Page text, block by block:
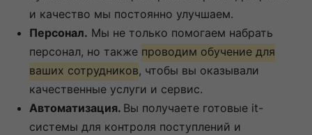
и качество мы постоянно улучшаем.
Персонал. Мы не только помогаем набрать
персонал, но также проводим обучение для
ваших сотрудников, чтобы вы оказывали
качественные услуги и сервис.
Автоматизация. Вы получаете готовые it-
системы для контроля поступлений и